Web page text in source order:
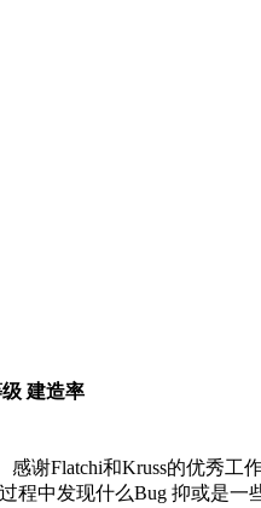
建造率
感谢Flatchi和Kruss的优秀工作
程中发现什么Bug 抑或是一